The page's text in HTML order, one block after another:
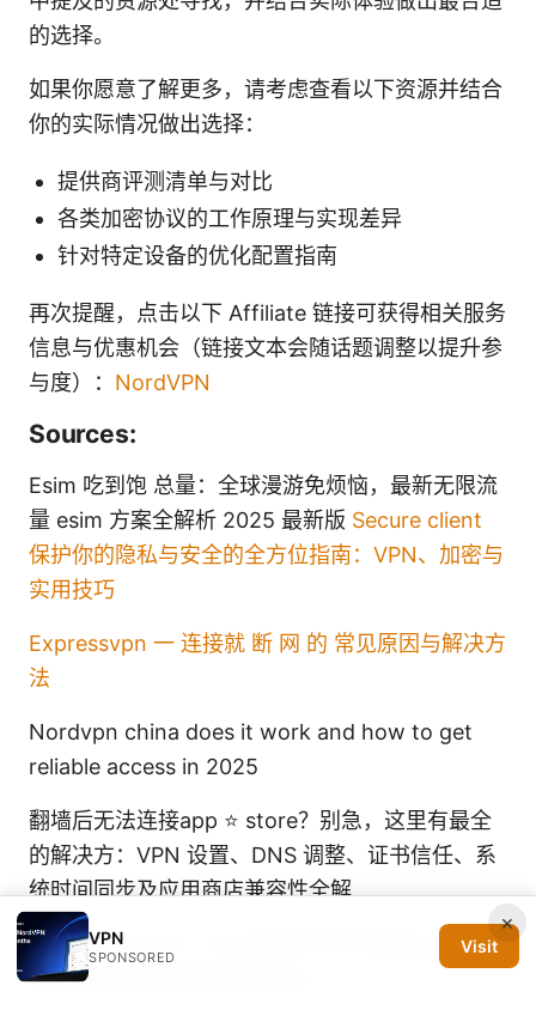
的选择。
如果你愿意了解更多，请考虑查看以下资源并结合
你的实际情况做出选择：
提供商评测清单与对比
各类加密协议的工作原理与实现差异
针对特定设备的优化配置指南
再次提醒，点击以下 Affiliate 链接可获得相关服务
信息与优惠机会（链接文本会随话题调整以提升参
与度）： NordVPN
Sources:
Esim 吃到饱 总量：全球漫游免烦恼，最新无限流
量 esim 方案全解析 2025 最新版 Secure client
保护你的隐私与安全的全方位指南：VPN、加密与
实用技巧
Expressvpn 一 连接就 断 网 的 常见原因与解决方
法
Nordvpn china does it work and how to get
reliable access in 2025
翻墙后无法连接app ⭐ store？别急，这里有最全
的解决方：VPN 设置、DNS 调整、证书信任、系
统时间同步及应用商店兼容性全解
Vpn热点 github：2025年你不可不知的github
vpn指南 全面攻略与实战技巧
×
VPN
SPONSORED
Visit